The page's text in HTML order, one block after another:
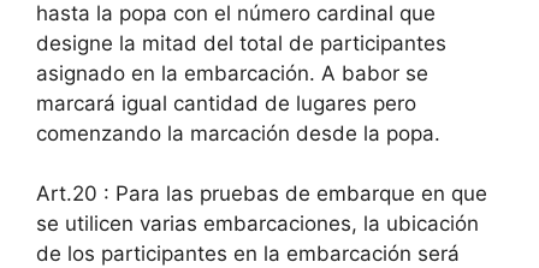
hasta la popa con el número cardinal que
designe la mitad del total de participantes
asignado en la embarcación. A babor se
marcará igual cantidad de lugares pero
comenzando la marcación desde la popa.
Art.20 : Para las pruebas de embarque en que
se utilicen varias embarcaciones, la ubicación
de los participantes en la embarcación será